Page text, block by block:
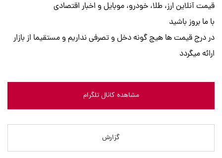
قیمت آنلاین ارز، طلا، خودرو، موبایل و اخبار اقتصادی
با ما بروز باشید
در درج قیمت ها هیچ گونه دخل و تصرفی نداریم و مستقیما از بازار
ارائه میگردد
مشاهده کانال تلگرام
گزارش